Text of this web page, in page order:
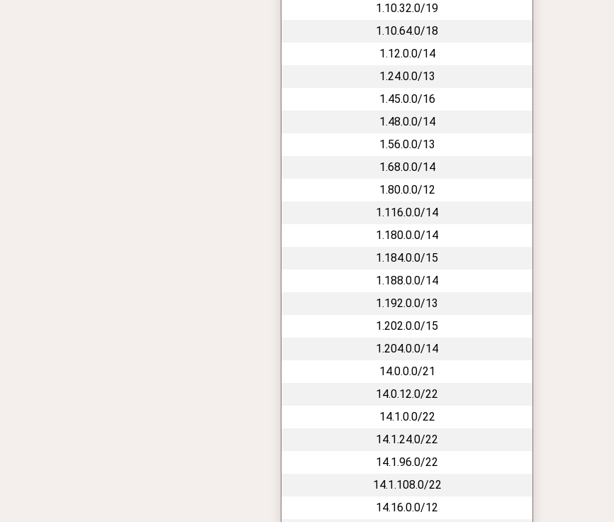
1.10.32.0/19
1.10.64.0/18
1.12.0.0/14
1.24.0.0/13
1.45.0.0/16
1.48.0.0/14
1.56.0.0/13
1.68.0.0/14
1.80.0.0/12
1.116.0.0/14
1.180.0.0/14
1.184.0.0/15
1.188.0.0/14
1.192.0.0/13
1.202.0.0/15
1.204.0.0/14
14.0.0.0/21
14.0.12.0/22
14.1.0.0/22
14.1.24.0/22
14.1.96.0/22
14.1.108.0/22
14.16.0.0/12